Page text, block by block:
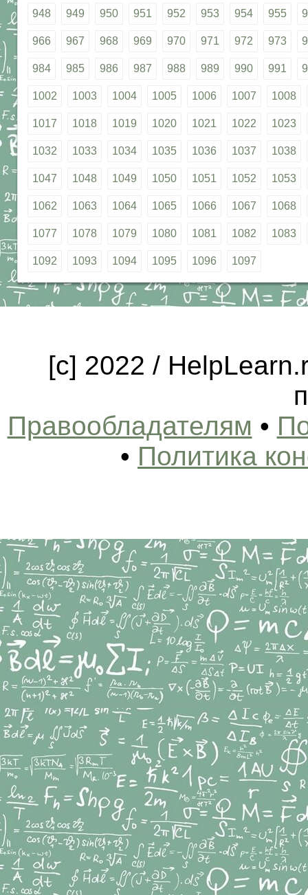
948 949 950 951 952 953 954 955
966 967 968 969 970 971 972 973
984 985 986 987 988 989 990 991
1002 1003 1004 1005 1006 1007 1008
1017 1018 1019 1020 1021 1022 1023
1032 1033 1034 1035 1036 1037 1038
1047 1048 1049 1050 1051 1052 1053
1062 1063 1064 1065 1066 1067 1068
1077 1078 1079 1080 1081 1082 1083
1092 1093 1094 1095 1096 1097
[c] 2022 /
Правообладателям •
• Политика